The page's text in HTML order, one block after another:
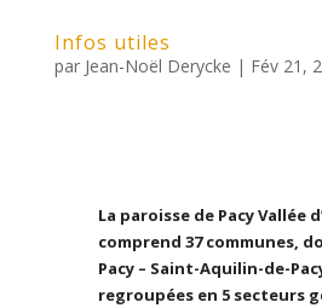
Infos utiles
par Jean-Noël Derycke | Fév 21,
La paroisse de Pacy Vallée
comprend 37 communes,
Pacy – Saint-Aquilin-de-
regroupées en 5 secteurs